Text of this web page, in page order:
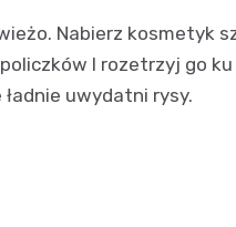
Nabierz kosmetyk
I rozetrzyj go ku
uwydatni rysy.